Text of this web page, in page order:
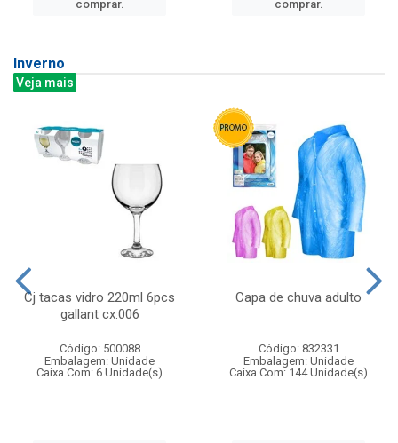
comprar.
comprar.
Inverno
Veja mais
Cj tacas vidro 220ml 6pcs
gallant cx:006
Código: 500088
Embalagem: Unidade
Caixa Com: 6 Unidade(s)
Capa de chuva adulto
Código: 832331
Embalagem: Unidade
Caixa Com: 144 Unidade(s)